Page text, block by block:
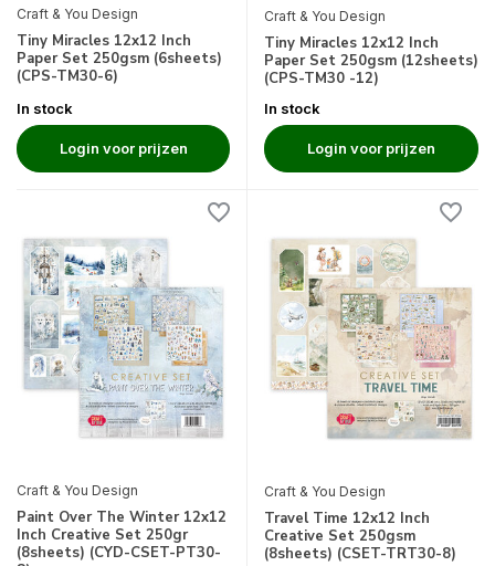
Craft & You Design
Tiny Miracles 12x12 Inch
Paper Set 250gsm (6sheets)
(CPS-TM30-6)
In stock
Login voor prijzen
Craft & You Design
Tiny Miracles 12x12 Inch
Paper Set 250gsm (12sheets)
(CPS-TM30 -12)
In stock
Login voor prijzen
Craft & You Design
Paint Over The Winter 12x12
Inch Creative Set 250gr
(8sheets) (CYD-CSET-PT30-
Craft & You Design
Travel Time 12x12 Inch
Creative Set 250gsm
(8sheets) (CSET-TRT30-8)